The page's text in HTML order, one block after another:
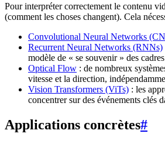
Pour interpréter correctement le contenu
(comment les choses changent). Cela
Convolutional Neural Networks
Recurrent Neural Networks (RNNs)
modèle de « se souvenir » des
Optical Flow : de nombreux
vitesse et la direction,
Vision Transformers (ViTs) : les
concentrer sur des événements clés
Applications concrètes#